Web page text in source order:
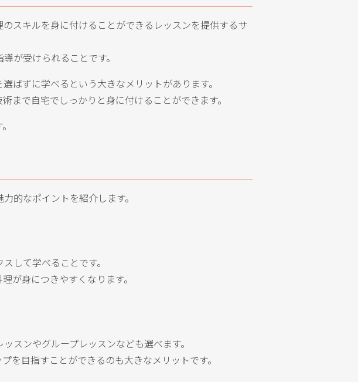
スキルを身に付けることができるレッスンを提供するサ
が受けられることです。
ばずに学べるという大きなメリットがあります。
まで自宅でしっかりと身に付けることができます。
的なポイントを紹介します。
して学べることです。
が身につきやすくなります。
スンやグループレッスンなども選べます。
を目指すことができるのも大きなメリットです。